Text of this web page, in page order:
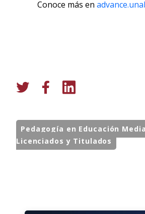
Conoce más en
Pedagogía en Educación
Licenciados y Titulados